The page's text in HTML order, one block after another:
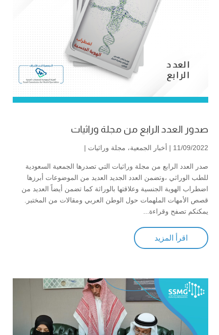
صدور العدد الرابع من مجلة وراثيات
11/09/2022 | أخبار الجمعية، مجلة وراثيات |
صدر العدد الرابع من مجلة وراثيات التي تصدرها الجمعية السعودية
للطب الوراثي ،وتضمن العدد الجديد العديد من الموضوعات أبرزها
اضطراب الهوية الجنسية وعلاقتها بالوراثة كما تضمن أيضاً العديد من
قصص الأمهات الملهمات حول الوطن العربي ومقالات من المختبر.
يمكنكم تصفح وقراءة...
اقرأ المزيد